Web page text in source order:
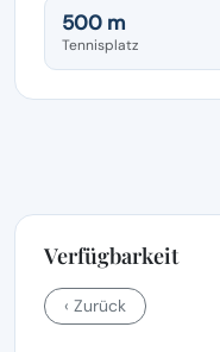
500 m
Tennisplatz
Verfügbarkeit
‹ Zurück